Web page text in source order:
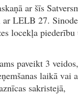
ar šīs
LELB 27.
locekļa
paveikt 3
laikā vai
sakristejā,